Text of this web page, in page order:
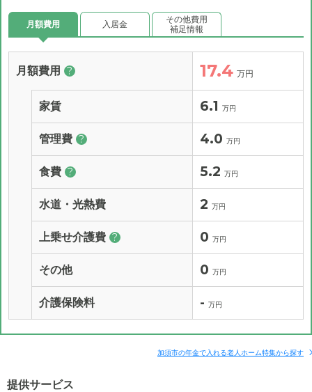
月額費用 入居金
その他費用
補足情報
月額費用 ? 17.4 万円
家賃 6.1 万円
管理費 ? 4.0 万円
食費 ? 5.2 万円
水道・光熱費 2 万円
上乗せ介護費 ? 0 万円
その他 0 万円
介護保険料 - 万円
加須市の年金で入れる老人ホーム特集から探す
提供サービス